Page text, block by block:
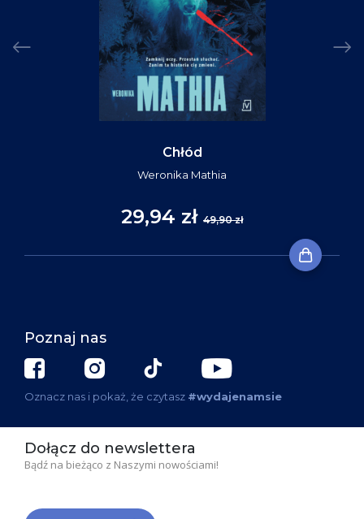
Chłód
Weronika Mathia
29,94 zł 49,90 zł
Poznaj nas
Oznacz nas i pokaż, że czytasz #wydajenamsie
Dołącz do newslettera
Bądź na bieżąco z Naszymi nowościami!